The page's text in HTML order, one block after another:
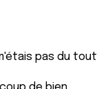
pas du